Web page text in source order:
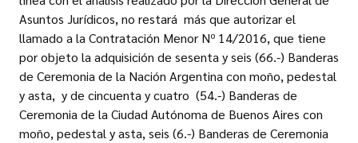
Asuntos Jurídicos, no restará más que autorizar el
llamado a la Contratación Menor Nº 14/2016, que tiene
por objeto la adquisición de sesenta y seis (66.-) Banderas
de Ceremonia de la Nación Argentina con moño, pedestal
y asta, y de cincuenta y cuatro (54.-) Banderas de
Ceremonia de la Ciudad Autónoma de Buenos Aires con
moño, pedestal y asta, seis (6.-) Banderas de Ceremonia